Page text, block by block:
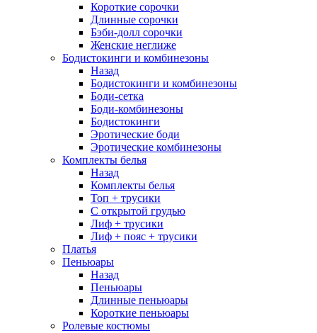
Короткие сорочки
Длинные сорочки
Бэби-долл сорочки
Женские неглиже
Бодистокинги и комбинезоны
Назад
Бодистокинги и комбинезоны
Боди-сетка
Боди-комбинезоны
Бодистокинги
Эротические боди
Эротические комбинезоны
Комплекты белья
Назад
Комплекты белья
Топ + трусики
С открытой грудью
Лиф + трусики
Лиф + пояс + трусики
Платья
Пеньюары
Назад
Пеньюары
Длинные пеньюары
Короткие пеньюары
Ролевые костюмы